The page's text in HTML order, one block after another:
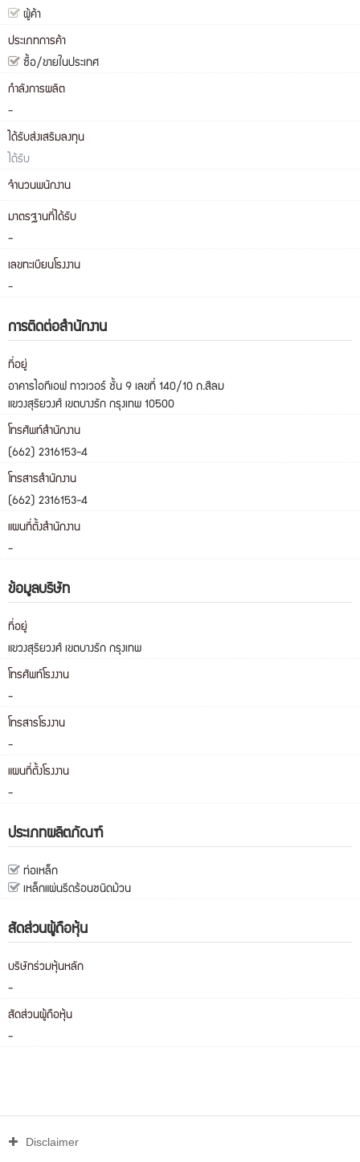
ผู้ค้า
ประเภทการค้า
ซื้อ/ขายในประเทศ
กำลังการผลิต
-
ได้รับส่งเสริมลงทุน
ได้รับ
จำนวนพนักงาน
มาตรฐานที่ได้รับ
-
เลขทะเบียนโรงงาน
-
การติดต่อสำนักงาน
ที่อยู่
อาคารไอทีเอฟ ทาวเวอร์ ชั้น 9 เลขที่ 140/10 ถ.สีลม
แขวงสุริยวงศ์ เขตบางรัก กรุงเทพ 10500
โทรศัพท์สำนักงาน
(662) 2316153-4
โทรสารสำนักงาน
(662) 2316153-4
แผนที่ตั้งสำนักงาน
-
ข้อมูลบริษัท
ที่อยู่
แขวงสุริยวงศ์ เขตบางรัก กรุงเทพ
โทรศัพท์โรงงาน
-
โทรสารโรงงาน
-
แผนที่ตั้งโรงงาน
-
ประเภทผลิตภัณฑ์
ท่อเหล็ก
เหล็กแผ่นรีดร้อนชนิดม้วน
สัดส่วนผู้ถือหุ้น
บริษัทร่วมหุ้นหลัก
-
สัดส่วนผู้ถือหุ้น
-
Disclaimer